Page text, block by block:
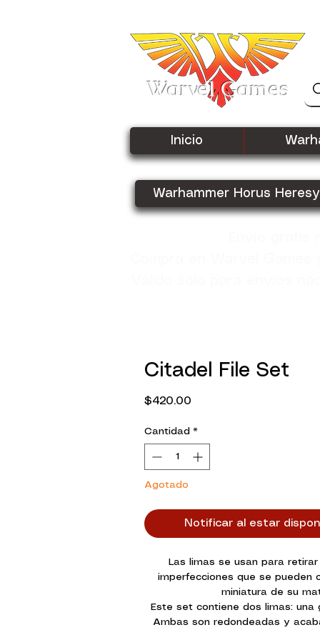
Warvel Games
Inicio
Warhammer Horus Heresy
Citadel File Set
$420.00
Cantidad *
Agotado
Notificar al estar
Las limas se usan para
imperfecciones que se pueden
miniatura de su
Este set contiene dos limas: una
Ambas son redondeadas y